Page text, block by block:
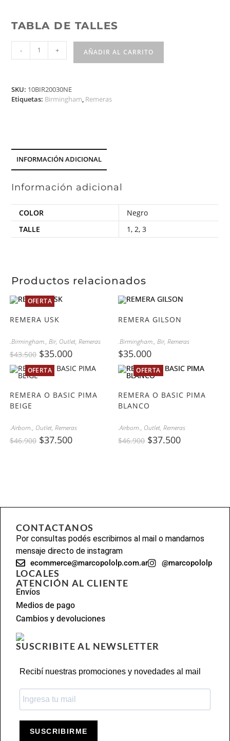
TABLA DE TALLES
- + AÑADIR AL CARRITO
SKU: 10BIR20030NE
Etiquetas: Birmingham, Remeras
INFORMACIÓN ADICIONAL
Información adicional
COLOR
Negro
TALLE
1,2,3
Productos relacionados
OFERTA
REMERA USK
.Birmingham., Bir, Outlet, Remeras
$43.500 $35.000
REMERA GILSON
.Birmingham.,Bir,Remeras
$35.000
OFERTA
REMERA O BASIC PIMA
BEIGE
.Airborn., Outlet, Remeras
$46.900 $37.500
OFERTA
REMERA O BASIC PIMA
BLANCO
.Airborn., Outlet,Remeras
$46.900 $37.500
CONTACTANOS
Por consultas podés escribirnos al mail o mandarnos
mensaje directo de instagram
ecommerce@marcopololp.com.ar @marcopololp
LOCALES
ATENCIÓN AL CLIENTE
Envíos
Medios de pago
Cambios y devoluciones
SUSCRIBITE AL NEWSLETTER
Recibí nuestras promociones y novedades al mail
SUSCRIBIRME